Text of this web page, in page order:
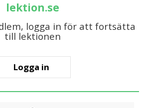
lektion.se
logga in för att fortsätta
till lektionen
Logga in